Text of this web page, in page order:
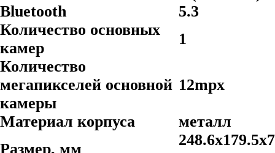
Bluetooth
5.3
Количество основных
камер
1
Количество
мегапикселей основной
камеры
12mpx
Материал корпуса
металл
Размер, мм
248.6x179.5x7